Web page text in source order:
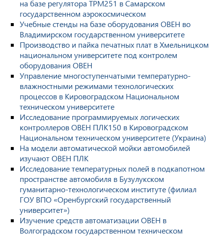
на базе регулятора ТРМ251 в Самарском
государственном аэрокосмическом
Учебные стенды на базе оборудования ОВЕН во
Владимирском государственном университете
Производство и пайка печатных плат в Хмельницком
национальном университете под контролем
оборудования ОВЕН
Управление многоступенчатыми температурно-
влажностными режимами технологических
процессов в Кировоградском Национальном
техническом университете
Исследование программируемых логических
контроллеров ОВЕН ПЛК150 в Кировоградском
Национальном техническом университете (Украина)
На модели автоматической мойки автомобилей
изучают ОВЕН ПЛК
Исследование температурных полей в подкапотном
пространстве автомобиля в Бузулукском
гуманитарно-технологическом институте (филиал
ГОУ ВПО «Оренбургский государственный
университет»)
Изучение средств автоматизации ОВЕН в
Волгоградском государственном техническом